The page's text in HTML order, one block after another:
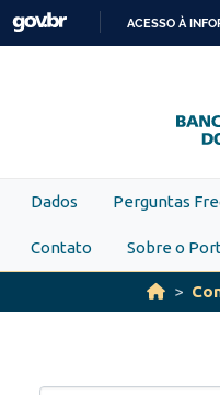
Skip to main content
ACESSO À
Dados Perguntas
Contato Sobre o